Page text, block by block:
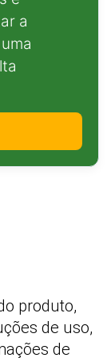
a
produto,
de uso,
de